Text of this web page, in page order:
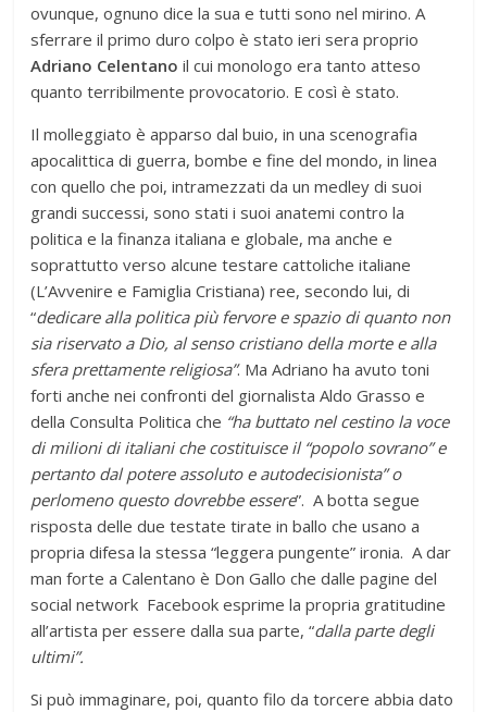
ovunque, ognuno dice la sua e tutti sono nel mirino. A
sferrare il primo duro colpo è stato ieri sera proprio
Adriano Celentano il cui monologo era tanto atteso
quanto terribilmente provocatorio. E così è stato.
Il molleggiato è apparso dal buio, in una scenografia
apocalittica di guerra, bombe e fine del mondo, in linea
con quello che poi, intramezzati da un medley di suoi
grandi successi, sono stati i suoi anatemi contro la
politica e la finanza italiana e globale, ma anche e
soprattutto verso alcune testare cattoliche italiane
(L’Avvenire e Famiglia Cristiana) ree, secondo lui, di
“dedicare alla politica più fervore e spazio di quanto non
sia riservato a Dio, al senso cristiano della morte e alla
sfera prettamente religiosa”. Ma Adriano ha avuto toni
forti anche nei confronti del giornalista Aldo Grasso e
della Consulta Politica che “ha buttato nel cestino la voce
di milioni di italiani che costituisce il “popolo sovrano” e
pertanto dal potere assoluto e autodecisionista” o
perlomeno questo dovrebbe essere”. A botta segue
risposta delle due testate tirate in ballo che usano a
propria difesa la stessa “leggera pungente” ironia. A dar
man forte a Calentano è Don Gallo che dalle pagine del
social network Facebook esprime la propria gratitudine
all’artista per essere dalla sua parte, “dalla parte degli
ultimi”.
Si può immaginare, poi, quanto filo da torcere abbia dato